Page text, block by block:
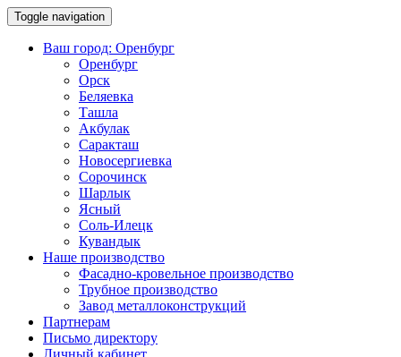
Toggle navigation
Ваш город: Оренбург
Оренбург
Орск
Беляевка
Ташла
Акбулак
Саракташ
Новосергиевка
Сорочинск
Шарлык
Ясный
Соль-Илецк
Кувандык
Наше производство
Фасадно-кровельное производство
Трубное производство
Завод металлоконструкций
Партнерам
Письмо директору
Личный кабинет